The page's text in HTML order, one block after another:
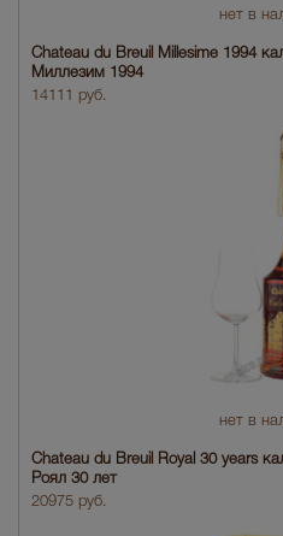
нет в
Chateau du Breuil Millesime 1994
Миллезим 1994
14111 руб.
нет в
Chateau du Breuil Royal 30 years
Роял 30 лет
20975 руб.